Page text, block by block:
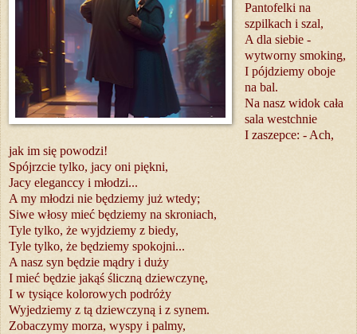
Pantofelki na
szpilkach i szal,
A dla siebie -
wytworny smoking,
I pójdziemy oboje
na bal.
Na nasz widok cała
sala westchnie
I zaszepce: - Ach,
jak im się powodzi!
Spójrzcie tylko, jacy oni piękni,
Jacy eleganccy i młodzi...
A my młodzi nie będziemy już wtedy;
Siwe włosy mieć będziemy na skroniach,
Tyle tylko, że wyjdziemy z biedy,
Tyle tylko, że będziemy spokojni...
A nasz syn będzie mądry i duży
I mieć będzie jakąś śliczną dziewczynę,
I w tysiące kolorowych podróży
Wyjedziemy z tą dziewczyną i z synem.
Zobaczymy morza, wyspy i palmy,